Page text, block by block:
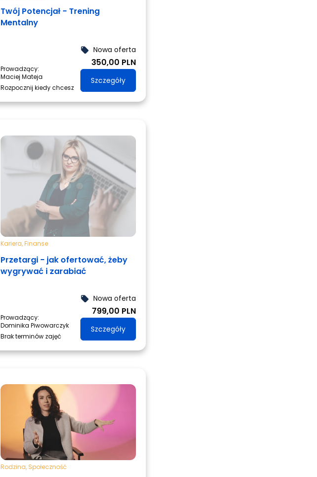
Twój Potencjał - Trening
Mentalny
Prowadzący:
Maciej Mateja
Rozpocznij kiedy chcesz
local_offer Nowa oferta
350,00 PLN
Szczegóły
Kariera,Finanse
Przetargi - jak ofertować, żeby
wygrywać i zarabiać
Prowadzący:
Dominika Piwowarczyk
Brak terminów zajęć
local_offer Nowa oferta
799,00 PLN
Szczegóły
Rodzina, Społeczność